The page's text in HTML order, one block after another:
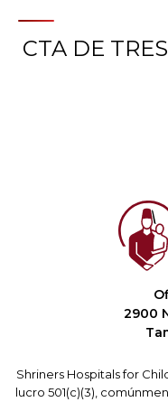
Acerca del
CTA DE
2900
Shriners Hospitals for
lucro 501(c)(3),